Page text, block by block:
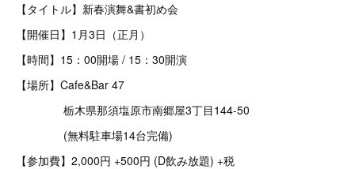
【タイトル】新春演舞&書初め会
【開催日】1月3日（正月）
【時間】15：00開場 / 15：30開演
【場所】Cafe&Bar 47
栃木県那須塩原市南郷屋3丁目144-50
(無料駐車場14台完備)
【参加費】2,000円 +500円 (D飲み放題) +税